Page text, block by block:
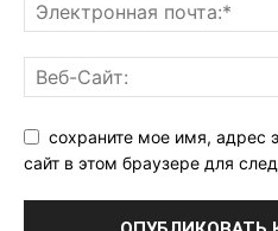
сохраните мое имя, адрес
сайт в этом браузере для